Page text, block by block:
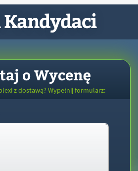
Kandydaci
o Wycenę
z dostawą? Wypełnij formularz: